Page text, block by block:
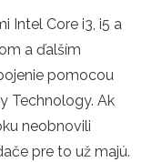
Intel Core i3, i5 a
a ďalším
pomocou
Technology. Ak
neobnovili
pre to už majú.